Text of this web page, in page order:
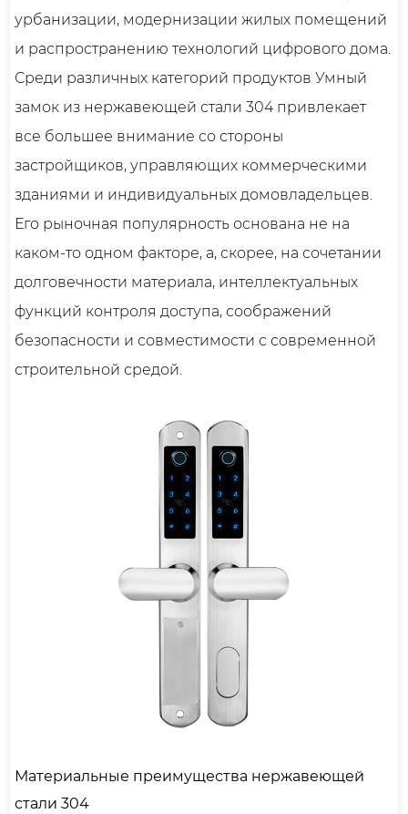
урбанизации, модернизации жилых помещений
и распространению технологий цифрового дома.
Среди различных категорий продуктовУмный
замок из нержавеющей стали 304 привлекает
все большее внимание со стороны
застройщиков, управляющих коммерческими
зданиями и индивидуальных домовладельцев.
Его рыночная популярность основана не на
каком-то одном факторе, а, скорее, на сочетании
долговечности материала, интеллектуальных
функций контроля доступа, соображений
безопасности и совместимости с современной
строительной средой.
Материальные преимущества нержавеющей
стали 304